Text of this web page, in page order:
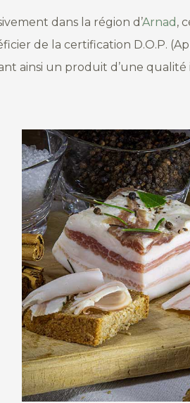
dans la région d’Arnad ,
de la certification D.O.P.
ainsi un produit d’une